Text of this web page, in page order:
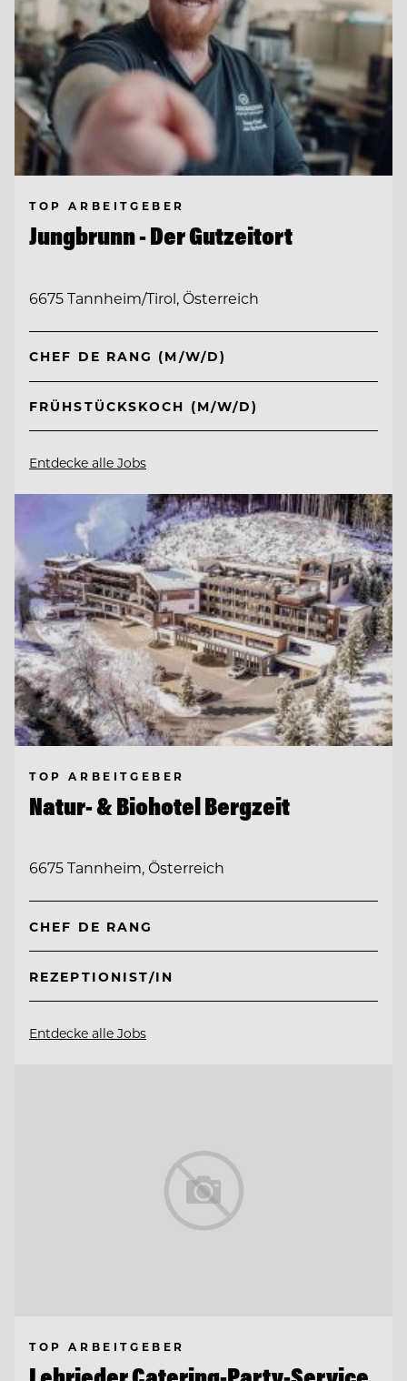
TOP ARBEITGEBER
Jungbrunn - Der Gutzeitort
6675 Tannheim/Tirol, Österreich
CHEF DE RANG (M/W/D)
FRÜHSTÜCKSKOCH (M/W/D)
Entdecke alle Jobs
TOP ARBEITGEBER
Natur- & Biohotel Bergzeit
6675 Tannheim, Österreich
CHEF DE RANG
REZEPTIONIST/IN
Entdecke alle Jobs
TOP ARBEITGEBER